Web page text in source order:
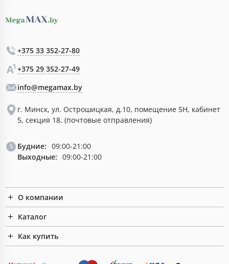
+375 33 352-27-80
+375 29 352-27-49
info@megamax.by
г. Минск, ул. Острошицкая, д.10, помещение 5Н, кабинет
5, секция 18. (почтовые отправления)
Будние: 09:00-21:00
Выходные: 09:00-21:00
О компании
Каталог
Как купить